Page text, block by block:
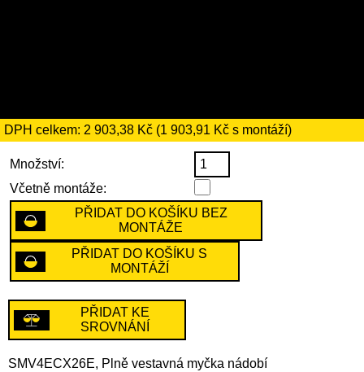
DPH celkem: 2 903,38 Kč (1 903,91 Kč s montáží)
Množství:
Včetně montáže:
PŘIDAT DO KOŠÍKU BEZ
MONTÁŽE
PŘIDAT DO KOŠÍKU S
MONTÁŽÍ
PŘIDAT KE
SROVNÁNÍ
SMV4ECX26E, Plně vestavná myčka nádobí